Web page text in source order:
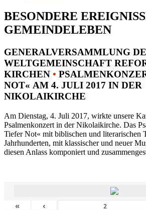
BESONDERE
GEMEINDELEBEN
GENERALVERSAMMLUNG
WELTGEMEINSCHAFT
KIRCHEN •
NOT« AM 4. JULI 2017 IN DER
NIKOLAIKIRCHE
Am Dienstag, 4. Juli 2017, wirkte unsere
Psalmenkonzert in der Nikolaikirche. Das
Tiefer Not« mit biblischen und literarischen
Jahrhunderten, mit klassischer und neuer
diesen Anlass komponiert und
« ‹